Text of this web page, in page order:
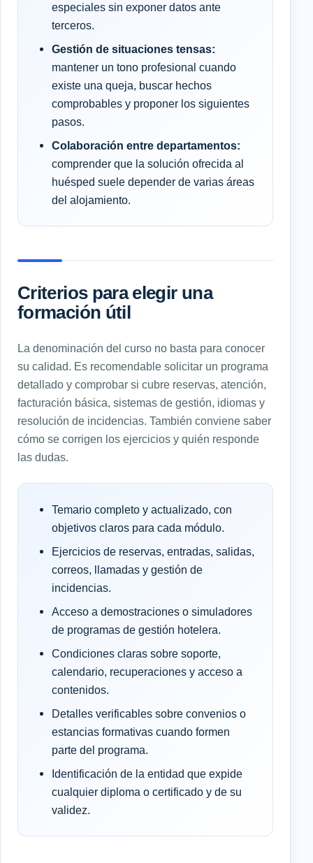
especiales sin exponer datos ante
terceros.
Gestión de situaciones tensas:
mantener un tono profesional cuando
existe una queja, buscar hechos
comprobables y proponer los siguientes
pasos.
Colaboración entre departamentos:
comprender que la solución ofrecida al
huésped suele depender de varias áreas
del alojamiento.
Criterios para elegir una
formación útil
La denominación del curso no basta para conocer
su calidad. Es recomendable solicitar un programa
detallado y comprobar si cubre reservas, atención,
facturación básica, sistemas de gestión, idiomas y
resolución de incidencias. También conviene saber
cómo se corrigen los ejercicios y quién responde
las dudas.
Temario completo y actualizado, con
objetivos claros para cada módulo.
Ejercicios de reservas, entradas, salidas,
correos, llamadas y gestión de
incidencias.
Acceso a demostraciones o simuladores
de programas de gestión hotelera.
Condiciones claras sobre soporte,
calendario, recuperaciones y acceso a
contenidos.
Detalles verificables sobre convenios o
estancias formativas cuando formen
parte del programa.
Identificación de la entidad que expide
cualquier diploma o certificado y de su
validez.